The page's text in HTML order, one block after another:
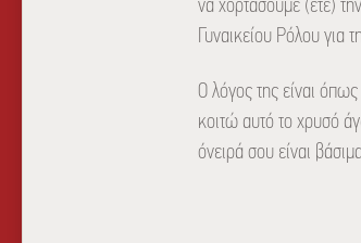
να χορτάσουμε (ετε)
Γυναικείου Ρόλου για
Ο λόγος της είναι
κοιτώ αυτό το χρυσό
όνειρά σου είναι